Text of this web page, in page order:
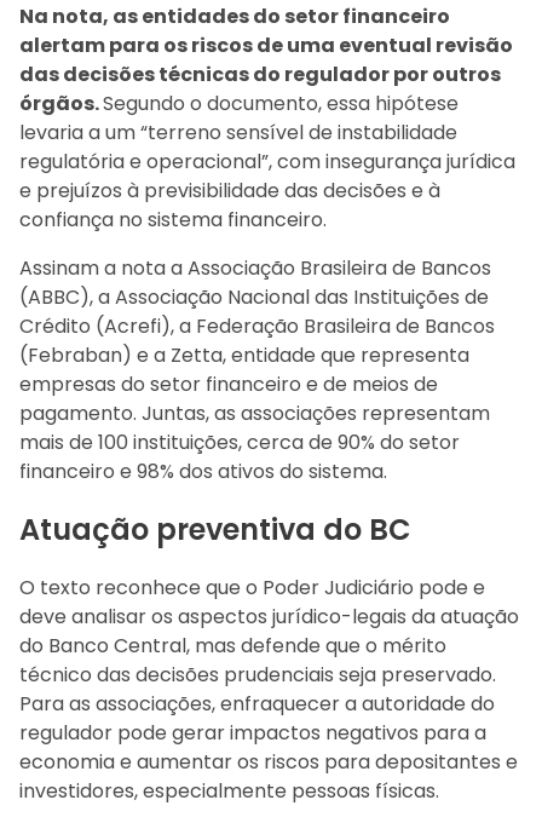
Na nota, as entidades do setor financeiro
alertam para os riscos de uma eventual revisão
das decisões técnicas do regulador por outros
órgãos.Segundo o documento, essa hipótese
levaria a um “terreno sensível de instabilidade
regulatória e operacional”, com insegurança jurídica
e prejuízos à previsibilidade das decisões e à
confiança no sistema financeiro.
Assinam a nota a Associação Brasileira de Bancos
(ABBC), a Associação Nacional das Instituições de
Crédito (Acrefi), a Federação Brasileira de Bancos
(Febraban) e a Zetta, entidade que representa
empresas do setor financeiro e de meios de
pagamento. Juntas, as associações representam
mais de 100 instituições, cerca de 90% do setor
financeiro e 98% dos ativos do sistema.
Atuação preventiva do BC
O texto reconhece que o Poder Judiciário pode e
deve analisar os aspectos jurídico-legais da atuação
do Banco Central, mas defende que o mérito
técnico das decisões prudenciais seja preservado.
Para as associações, enfraquecer a autoridade do
regulador pode gerar impactos negativos para a
economia e aumentar os riscos para depositantes e
investidores, especialmente pessoas físicas.